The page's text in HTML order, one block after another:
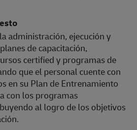
administración, ejecución y
de capacitación,
certified y programas de
que el personal cuente con
en su Plan de Entrenamiento
con los programas
al logro de los objetivos